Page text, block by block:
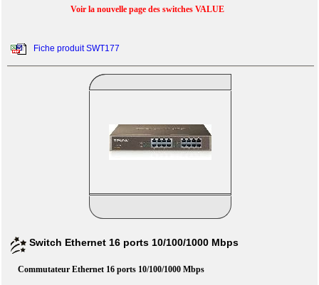
Voir la nouvelle page des switches VALUE
Fiche produit SWT177
Switch Ethernet 16 ports 10/100/1000 Mbps
Commutateur Ethernet 16 ports 10/100/1000 Mbps